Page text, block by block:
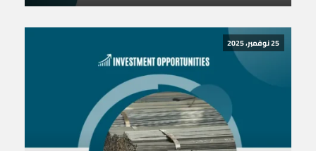
25 نوفمبر، 2025